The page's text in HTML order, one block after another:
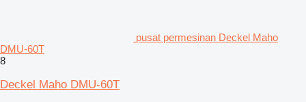
pusat permesinan Deckel Maho
DMU-60T
8
Deckel Maho DMU-60T